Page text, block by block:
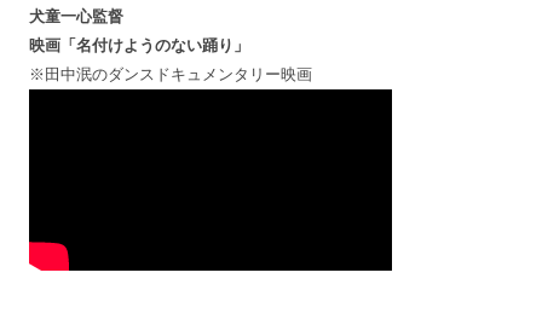
犬童一心監督
映画「名付けようのない踊り」
※田中泯のダンスドキュメンタリー映画